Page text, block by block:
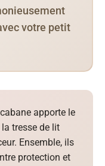
votre petit
apporte le
tresse de lit
Ensemble, ils
protection et